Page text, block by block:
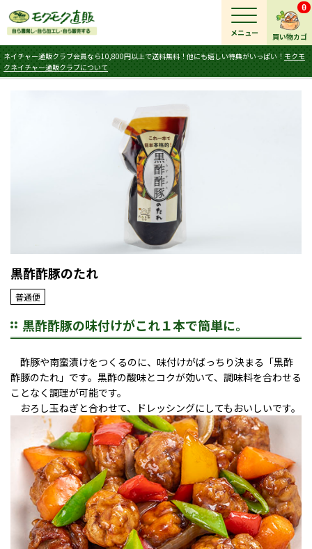
買い物カゴ
0
ネイチャー通販クラブ会員なら10,800円以上で送料無料！他にも嬉しい特典がいっぱい！ モクモ
クネイチャー通販クラブについて
メニュー
黒酢酢豚のたれ
普通便
黒酢酢豚の味付けがこれ１本で簡単に。
酢豚や南蛮漬けをつくるのに、味付けがばっちり決まる「黒酢
酢豚のたれ」です。黒酢の酸味とコクが効いて、調味料を合わせる
ことなく調理が可能です。
おろし玉ねぎと合わせて、ドレッシングにしてもおいしいです。